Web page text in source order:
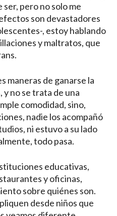
ser, pero no solo me
son devastadores
, estoy hablando
y maltratos, que
maneras de ganarse la
no se trata de una
comodidad, sino,
nadie los acompañó
ni estuvo a su lado
todo pasa.
educativas,
y oficinas,
sobre quiénes son.
desde niños que